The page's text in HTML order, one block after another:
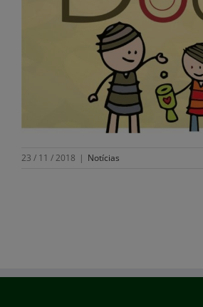
23 / 11 / 2018 | Notícias